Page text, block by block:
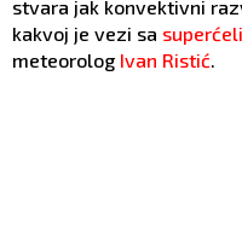
stvara jak konvektivni
kakvoj je vezi sa
meteorolog Ivan Ristić.